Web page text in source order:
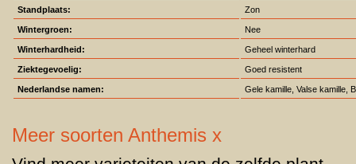
Standplaats: Zon
Wintergroen: Nee
Winterhardheid: Geheel winterhard
Ziektegevoelig: Goed resistent
Nederlandse namen: Gele kamille, Valse kamille,
Meer soorten Anthemis x